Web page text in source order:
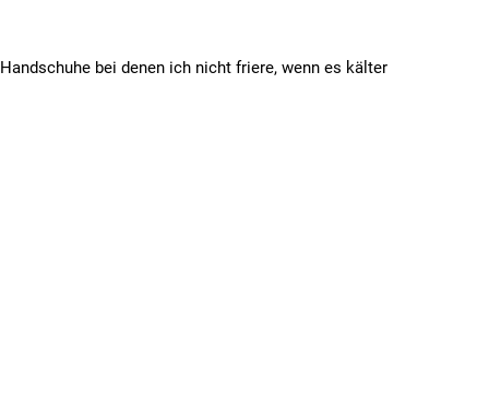
bei denen ich nicht friere, wenn es kälter